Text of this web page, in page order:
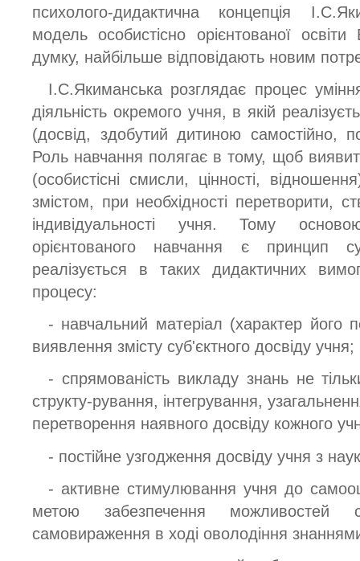
психолого-дидактична концепція
модель особистісно орієнтованої
думку, найбільше відповідають новим
І.С.Якиманська розглядає процес
діяльність окремого учня, в якій
(досвід, здобутий дитиною самостійно,
Роль навчання полягає в тому, щоб
(особистісні смисли, цінності,
змістом, при необхідності перетворити,
індивідуальності учня. Тому
орієнтованого навчання є принцип
реалізується в таких дидактичних
процесу:
- навчальний матеріал (характер його
виявлення змісту суб'єктного досвіду учня;
- спрямованість викладу знань не
структу-рування, інтегрування,
перетворення наявного досвіду кожного
- постійне узгодження досвіду учня з
- активне стимулювання учня до
метою забезпечення можливостей
самовираження в ході оволодіння